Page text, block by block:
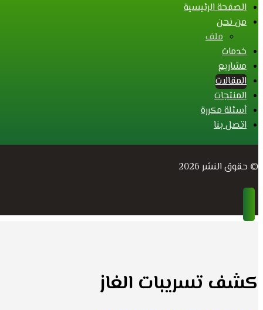
الصفحة الرئيسية
من نحن
ملف
خدمات
مشاريع
المقالات
المنتجات
أسئلة مكررة
اتصل بنا
© حقوق النشر 2026
كشف تسريبات الغاز